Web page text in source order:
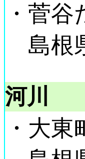
・菅
島根
河川
・大